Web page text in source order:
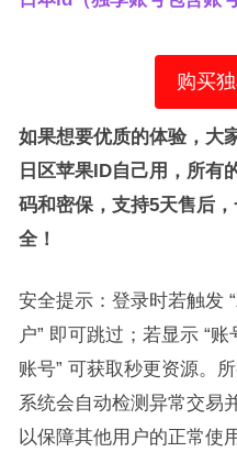
购买
如果想要优质的体验，大
日区苹果ID自己用，所有
码和密保，支持5天售后
全！
安全提示：登录时若触发
户” 即可跳过；若显示 “
账号” 可获取秒更资源。
系统会自动检测异常交易
以保障其他用户的正常使用